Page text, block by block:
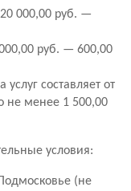
000,00 руб. —
руб. — 600,00
составляет от
не менее 1 500,00
условия:
(не